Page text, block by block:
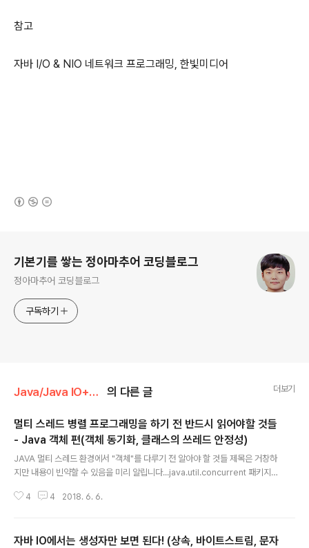
참고
자바 I/O & NIO 네트워크 프로그래밍, 한빛미디어
기본기를 쌓는 정아마추어 코딩블로그
정아마추어 코딩블로그
구독하기
Java/Java IO+NIO 의 다른 글 더보기
멀티 스레드 병렬 프로그래밍을 하기 전 반드시 읽어야할 것들
- Java 객체 편(객체 동기화, 클래스의 쓰레드 안정성)
JAVA 멀티 스레드 환경에서 "객체"를 다루기 전 알아야 할 것들 제목은 거창하
지만 내용이 빈약할 수 있음을 미리 알립니다...java.util.concurrent 패키지
래밍이라는 책을 읽고 멀티 스레드 프로그래밍 환경에서 "Thread-safe"하게
니다...)스레드 안정성(Thread-safe) : 여러 스레드가 어떤 변수나 함수 또는
4 4 2018. 6. 6.
자바 IO에서는 생성자만 보면 된다! (상속, 바이트스트림, 문자